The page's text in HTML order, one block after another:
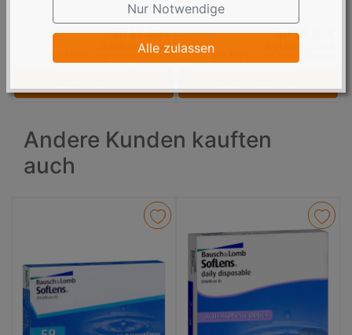
Nur Notwendige
Alle zulassen
ab 17,90 €
0,60 € pro 1 Stück
Versandkosten
ab 19,25 €
Andere Kunden kauften
auch